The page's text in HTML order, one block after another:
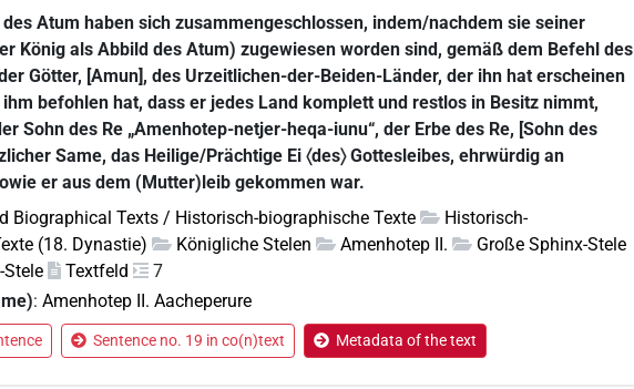
des Atum haben sich zusammengeschlossen, indem/nachdem sie seiner
König als Abbild des Atum) zugewiesen worden sind, gemäß dem Befehl des
Götter, [Amun], des Urzeitlichen-der-Beiden-Länder, der ihn hat erscheinen
befohlen hat, dass er jedes Land komplett und restlos in Besitz nimmt,
Sohn des Re „Amenhotep-netjer-heqa-iunu“, der Erbe des Re, [Sohn des
Same, das Heilige/Prächtige Ei 〈des〉 Gottesleibes, ehrwürdig an
er aus dem (Mutter)leib gekommen war.
Biographical Texts / Historisch-biographische Texte
Historisch-
(18. Dynastie)
Königliche Stelen Amenhotep II.
Große Sphinx-Stele
Stele
Textfeld
7
:Amenhotep II. Aacheperure
Sentence no. 19 in co(n)text Metadata of the text